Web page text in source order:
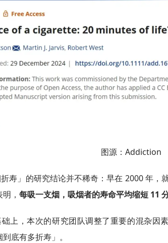
图源：Addiction
折寿」的研究结论并不稀奇：早在 2000 年，
， 每吸一支烟，吸烟者的寿命平均缩短 11 分
上，本次的研究团队调整了重要的混杂因
到底有多折寿」。